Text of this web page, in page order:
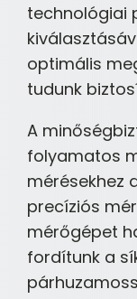
technológiai
optimális
tudunk
A
folyamatos
mérésekhez
precíziós
mérőgépet
fordítunk a